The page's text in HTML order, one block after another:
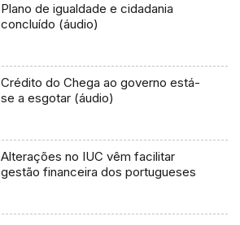
Plano de igualdade e cidadania
concluído (áudio)
Crédito do Chega ao governo está-
se a esgotar (áudio)
Alterações no IUC vêm facilitar
gestão financeira dos portugueses